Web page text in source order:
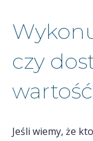
czy
Jeśli wiemy, że